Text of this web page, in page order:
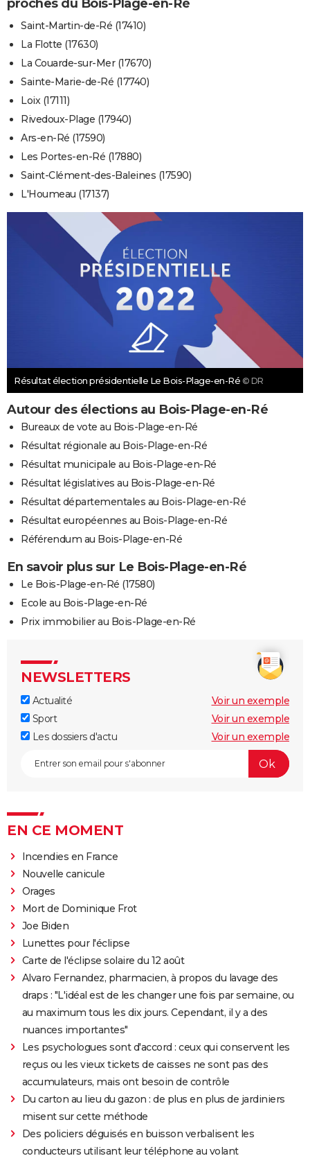
proches du Bois-Plage-en-Ré
Saint-Martin-de-Ré (17410)
La Flotte (17630)
La Couarde-sur-Mer (17670)
Sainte-Marie-de-Ré (17740)
Loix (17111)
Rivedoux-Plage (17940)
Ars-en-Ré (17590)
Les Portes-en-Ré (17880)
Saint-Clément-des-Baleines (17590)
L'Houmeau (17137)
Résultat élection présidentielle Le Bois-Plage-en-Ré © DR
Autour des élections au Bois-Plage-en-Ré
Bureaux de vote au Bois-Plage-en-Ré
Résultat régionale au Bois-Plage-en-Ré
Résultat municipale au Bois-Plage-en-Ré
Résultat législatives au Bois-Plage-en-Ré
Résultat départementales au Bois-Plage-en-Ré
Résultat européennes au Bois-Plage-en-Ré
Référendum au Bois-Plage-en-Ré
En savoir plus sur Le Bois-Plage-en-Ré
Le Bois-Plage-en-Ré (17580)
Ecole au Bois-Plage-en-Ré
Prix immobilier au Bois-Plage-en-Ré
NEWSLETTERS
Actualité
Voir un exemple
Sport
Voir un exemple
Les dossiers d'actu
Voir un exemple
EN CE MOMENT
Incendies en France
Nouvelle canicule
Orages
Mort de Dominique Frot
Joe Biden
Lunettes pour l'éclipse
Carte de l'éclipse solaire du 12 août
Alvaro Fernandez, pharmacien, à propos du lavage des
draps : "L'idéal est de les changer une fois par semaine, ou
au maximum tous les dix jours. Cependant, il y a des
nuances importantes"
Les psychologues sont d'accord : ceux qui conservent les
reçus ou les vieux tickets de caisses ne sont pas des
accumulateurs, mais ont besoin de contrôle
Du carton au lieu du gazon : de plus en plus de jardiniers
misent sur cette méthode
Des policiers déguisés en buisson verbalisent les
conducteurs utilisant leur téléphone au volant